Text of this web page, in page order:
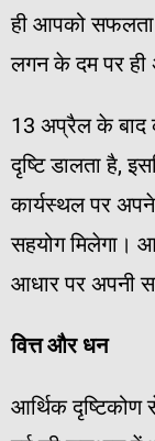
ही आपको
लगन के दम पर ही
13 अप्रैल के बाद
दृष्टि डालता है,
कार्यस्थल पर
सहयोग मिलेगा।
आधार पर अपनी
वित्त और धन
आर्थिक